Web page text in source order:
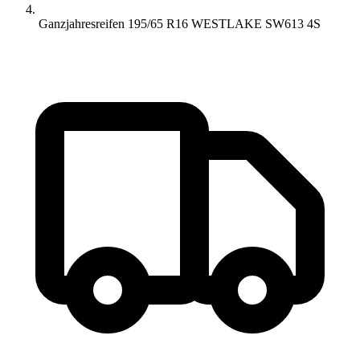
Ganzjahresreifen 195/65 R16 WESTLAKE SW613 4S